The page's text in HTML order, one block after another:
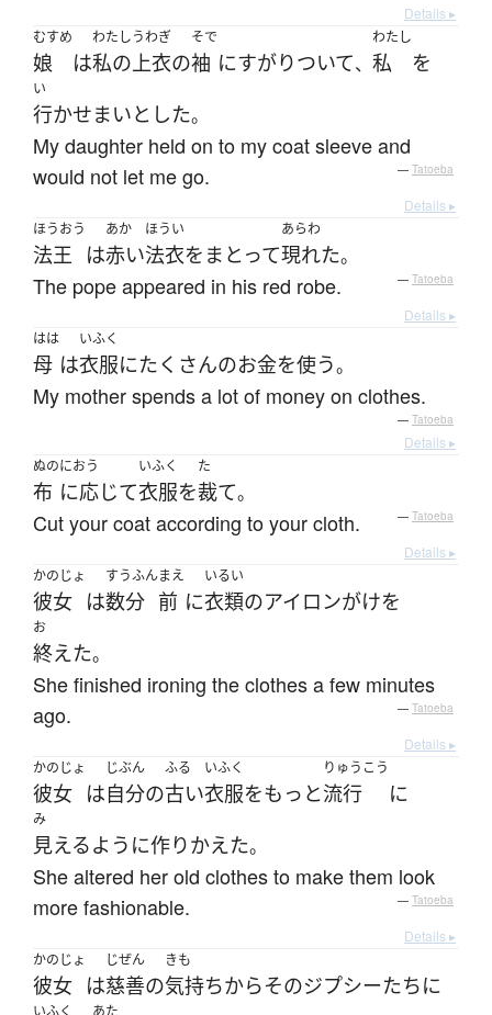
Details ▸
むすめ
娘 は
わたし
私の
うわぎ
上衣の
そで
袖 にすがりついて、
わたし
私 を
い
行かせまいとした。
My daughter held on to my coat sleeve and
would not let me go.
— Tatoeba
Details ▸
ほうおう
法王 は
あか
赤い
ほうい
法衣を まとって
あらわ
現れた。
The pope appeared in his red robe. — Tatoeba
Details ▸
はは
母 は
いふく
衣服にたくさんのお金を使う。
My mother spends a lot of money on clothes.
— Tatoeba
Details ▸
ぬの
布
におう
に応じて
いふく
衣服を
た
裁て。
Cut your coat according to your cloth. — Tatoeba
Details ▸
かのじょ
彼女 は
すうふん
数分
まえ
前 に
いるい
衣類のアイロンがけを
お
終えた。
She finished ironing the clothes a few minutes
ago.
— Tatoeba
Details ▸
かのじょ
彼女 は
じぶん
自分の
ふる
古い
いふく
衣服をもっと
りゅうこう
流行 に
み
見えるように作りかえた。
She altered her old clothes to make them look
more fashionable.
— Tatoeba
Details ▸
かのじょ
彼女 は
じぜん
慈善の
きも
気持ちからそのジプシーたちに
いふく あた